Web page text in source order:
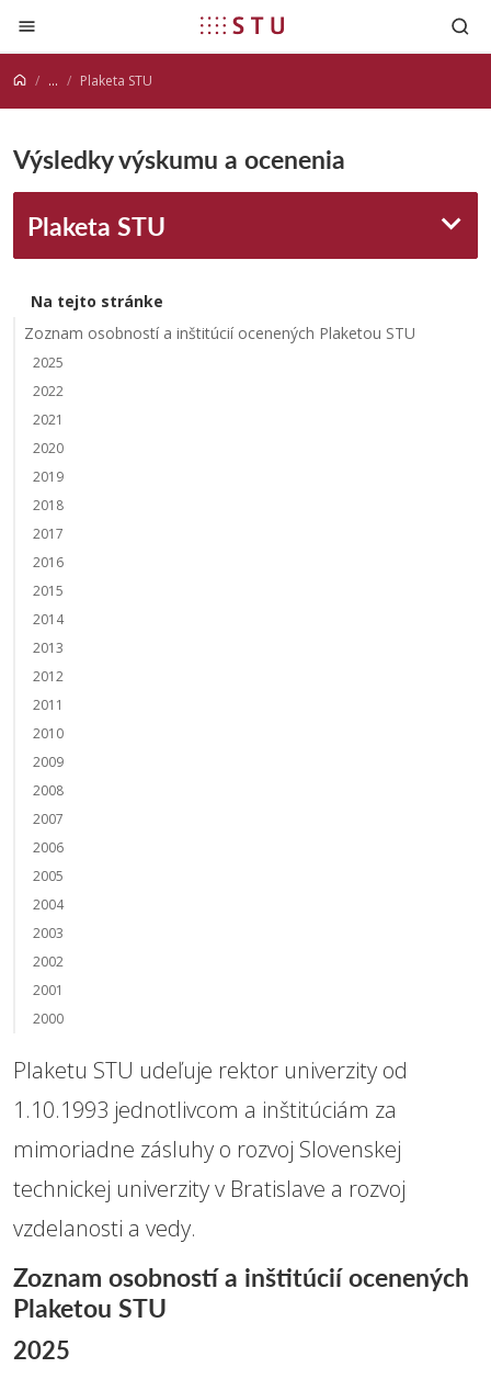
Prejsť na obsah
... Plaketa STU
Výsledky výskumu a ocenenia
Plaketa STU
Na tejto stránke
Zoznam osobností a inštitúcií ocenených Plaketou STU
2025
2022
2021
2020
2019
2018
2017
2016
2015
2014
2013
2012
2011
2010
2009
2008
2007
2006
2005
2004
2003
2002
2001
2000
Plaketu STU udeľuje rektor univerzity od
1.10.1993 jednotlivcom a inštitúciám za
mimoriadne zásluhy o rozvoj Slovenskej
technickej univerzity v Bratislave a rozvoj
vzdelanosti a vedy.
Zoznam osobností a inštitúcií ocenených
Plaketou STU
2025